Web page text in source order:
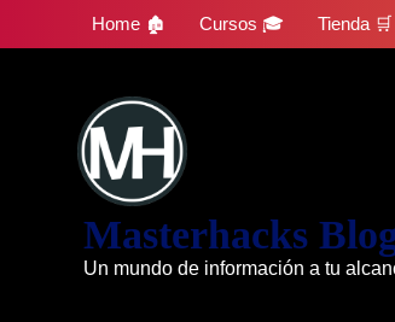
Home 🏚 Cursos 🎓 Tienda 🛒
Masterhacks
Un mundo de información a tu